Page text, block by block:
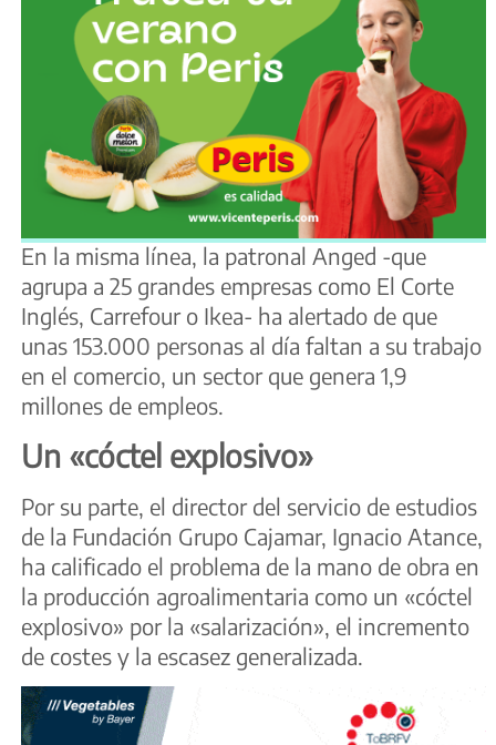
En la misma línea, la patronal Anged -que
agrupa a 25 grandes empresas como El Corte
Inglés, Carrefour o Ikea- ha alertado de que
unas 153.000 personas al día faltan a su trabajo
en el comercio, un sector que genera 1,9
millones de empleos.
Un «cóctel explosivo»
Por su parte, el director del servicio de estudios
de la Fundación Grupo Cajamar, Ignacio Atance,
ha calificado el problema de la mano de obra en
la producción agroalimentaria como un «cóctel
explosivo» por la «salarización», el incremento
de costes y la escasez generalizada.